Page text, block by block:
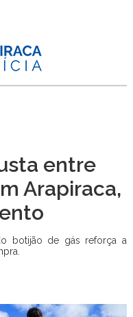
entre
Arapiraca,
botijão de gás reforça a